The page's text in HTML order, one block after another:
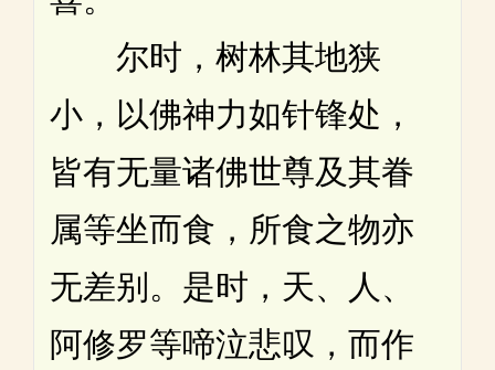
尔时，树林其地狭
小，以佛神力如针锋处，
皆有无量诸佛世尊及其眷
属等坐而食，所食之物亦
无差别。是时，天、人、
阿修罗等啼泣悲叹，而作